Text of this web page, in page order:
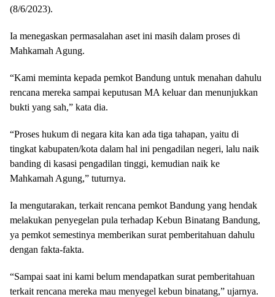
(8/6/2023).
Ia menegaskan permasalahan aset ini masih dalam proses di
Mahkamah Agung.
“Kami meminta kepada pemkot Bandung untuk menahan dahulu
rencana mereka sampai keputusan MA keluar dan menunjukkan
bukti yang sah,” kata dia.
“Proses hukum di negara kita kan ada tiga tahapan, yaitu di
tingkat kabupaten/kota dalam hal ini pengadilan negeri, lalu naik
banding di kasasi pengadilan tinggi, kemudian naik ke
Mahkamah Agung,” tuturnya.
Ia mengutarakan, terkait rencana pemkot Bandung yang hendak
melakukan penyegelan pula terhadap Kebun Binatang Bandung,
ya pemkot semestinya memberikan surat pemberitahuan dahulu
dengan fakta-fakta.
“Sampai saat ini kami belum mendapatkan surat pemberitahuan
terkait rencana mereka mau menyegel kebun binatang,” ujarnya.